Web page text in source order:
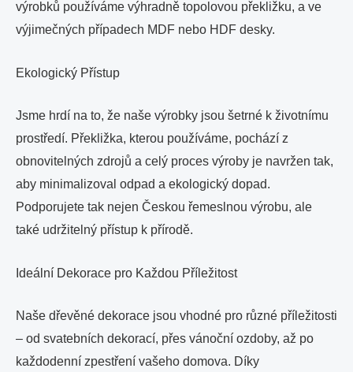
výrobků používáme výhradně topolovou překližku, a ve
výjimečných případech MDF nebo HDF desky.
Ekologický Přístup
Jsme hrdí na to, že naše výrobky jsou šetrné k životnímu
prostředí. Překližka, kterou používáme, pochází z
obnovitelných zdrojů a celý proces výroby je navržen tak,
aby minimalizoval odpad a ekologický dopad.
Podporujete tak nejen Českou řemeslnou výrobu, ale
také udržitelný přístup k přírodě.
Ideální Dekorace pro Každou Příležitost
Naše dřevěné dekorace jsou vhodné pro různé příležitosti
– od svatebních dekorací, přes vánoční ozdoby, až po
každodenní zpestření vašeho domova. Díky